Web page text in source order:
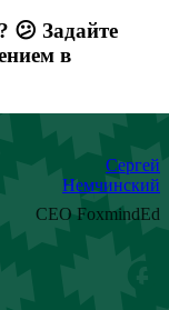
😕 Задайте
в
Сергей
Немчинский
CEO FoxmindEd